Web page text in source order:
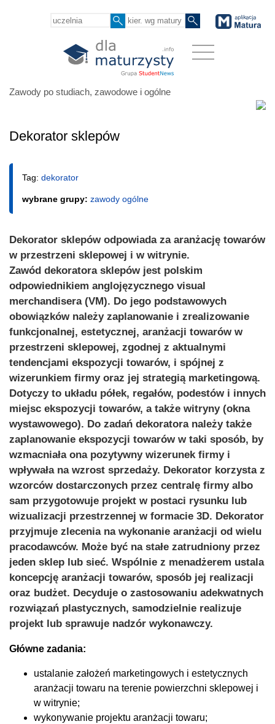
Zawody po studiach, zawodowe i ogólne
Dekorator sklepów
Tag: dekorator
wybrane grupy: zawody ogólne
Dekorator sklepów odpowiada za aranżację towarów
w przestrzeni sklepowej i w witrynie.
Zawód dekoratora sklepów jest polskim
odpowiednikiem anglojęzycznego visual
merchandisera (VM). Do jego podstawowych
obowiązków należy zaplanowanie i zrealizowanie
funkcjonalnej, estetycznej, aranżacji towarów w
przestrzeni sklepowej, zgodnej z aktualnymi
tendencjami ekspozycji towarów, i spójnej z
wizerunkiem firmy oraz jej strategią marketingową.
Dotyczy to układu półek, regałów, podestów i innych
miejsc ekspozycji towarów, a także witryny (okna
wystawowego). Do zadań dekoratora należy także
zaplanowanie ekspozycji towarów w taki sposób, by
wzmacniała ona pozytywny wizerunek firmy i
wpływała na wzrost sprzedaży. Dekorator korzysta z
wzorców dostarczonych przez centralę firmy albo
sam przygotowuje projekt w postaci rysunku lub
wizualizacji przestrzennej w formacie 3D. Dekorator
przyjmuje zlecenia na wykonanie aranżacji od wielu
pracodawców. Może być na stałe zatrudniony przez
jeden sklep lub sieć. Wspólnie z menadżerem ustala
koncepcję aranżacji towarów, sposób jej realizacji
oraz budżet. Decyduje o zastosowaniu adekwatnych
rozwiązań plastycznych, samodzielnie realizuje
projekt lub sprawuje nadzór wykonawczy.
Główne zadania:
ustalanie założeń marketingowych i estetycznych
aranżacji towaru na terenie powierzchni sklepowej i
w witrynie;
wykonywanie projektu aranżacji towaru;